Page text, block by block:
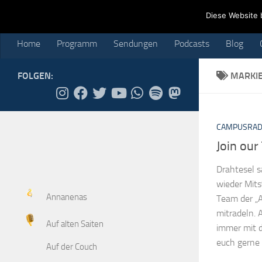
Blog
Home Programm Sendungen Podcasts Blog
Join our
Drahtesel
wieder
Team der
mitradeln.
immer mit
euch gerne
FOLGEN:
Annanenas
Auf alten Saiten
Auf der Couch
Diese Website